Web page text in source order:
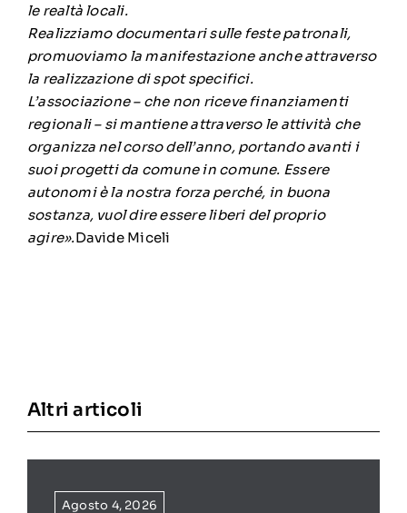
le realtà locali.
Realizziamo documentari sulle feste patronali,
promuoviamo la manifestazione anche attraverso
la realizzazione di spot specifici.
L’associazione – che non riceve finanziamenti
regionali – si mantiene attraverso le attività che
organizza nel corso dell’anno, portando avanti i
suoi progetti da comune in comune. Essere
autonomi è la nostra forza perché, in buona
sostanza, vuol dire essere liberi del proprio
agire».Davide Miceli
Altri articoli
Agosto 4, 2026